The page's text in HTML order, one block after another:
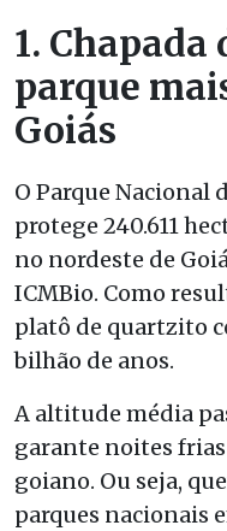
1. Chapada
parque
Goiás
O Parque Nacional
protege 240.611
no nordeste de
ICMBio. Como
platô de quartzito
bilhão de anos.
A altitude média
garante noites
goiano. Ou seja,
parques nacionais